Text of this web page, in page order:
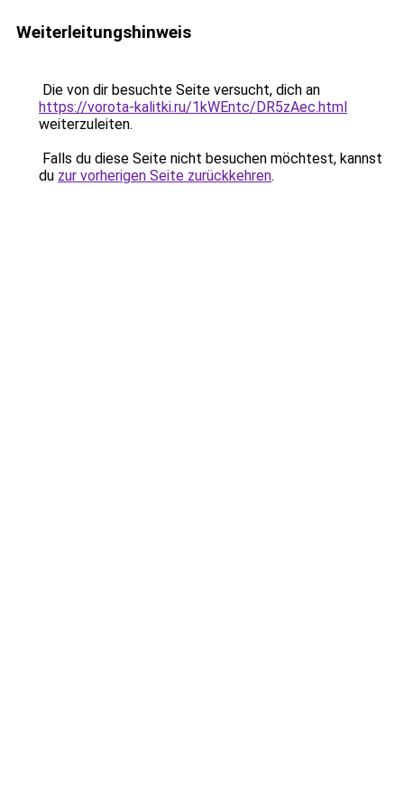
Weiterleitungshinweis
Die von dir besuchte Seite versucht, dich an
https://vorota-kalitki.ru/1kWEntc/DR5zAec.html
weiterzuleiten.
Falls du diese Seite nicht besuchen möchtest, kannst
du zur vorherigen Seite zurückkehren.